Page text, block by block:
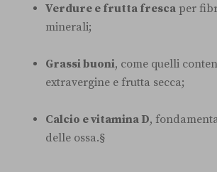
Verdure e frutta fresca per
minerali;
Grassi buoni, come quelli
extravergine e frutta secca;
Calcio e vitamina D,
delle ossa.§